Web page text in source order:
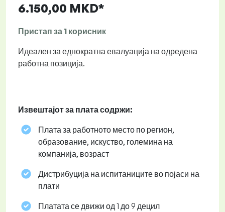
6.150,00 MKD*
Пристап за 1 корисник
Идеален за еднократна евалуација на одредена
работна позиција.
Извештајот за плата содржи:
Плата за работното место по регион,
образование, искуство, големина на
компанија, возраст
Дистрибуција на испитаниците во појаси на
плати
Платата се движи од 1 до 9 децил